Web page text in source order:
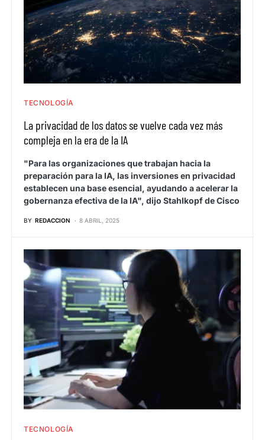
TECNOLOGÍA
La privacidad de los datos se vuelve cada vez más
compleja en la era de la IA
"Para las organizaciones que trabajan hacia la
preparación para la IA, las inversiones en privacidad
establecen una base esencial, ayudando a acelerar la
gobernanza efectiva de la IA", dijo Stahlkopf de Cisco
BY REDACCION 8 ABRIL, 2025
TECNOLOGÍA